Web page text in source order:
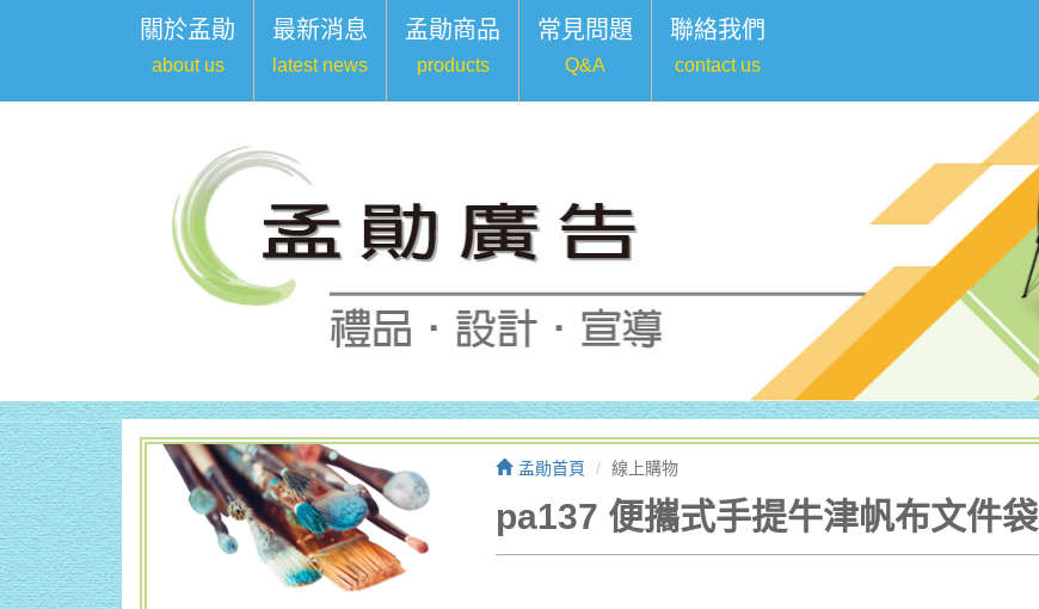
關於孟勛
about us
最新消息
latest news
孟勛商品
products
常見問題
Q&A
聯絡我們
contact us
孟勛首頁 線上購物
pa137 便攜式手提牛津帆布文件袋